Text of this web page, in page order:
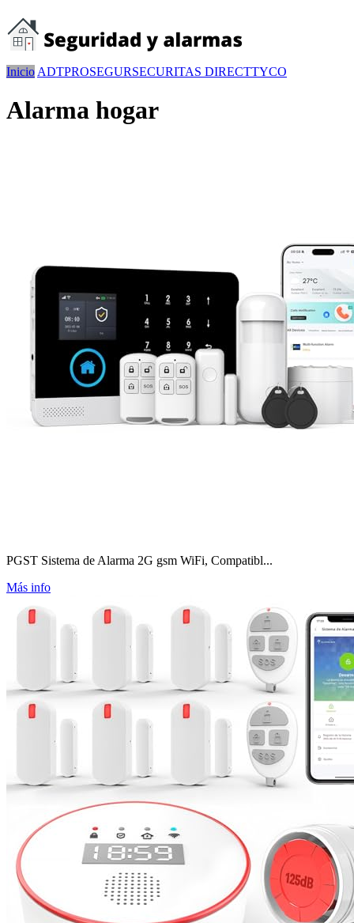
Inicio ADTPROSEGURSECURITAS DIRECTTYCO
Alarma hogar
PGST Sistema de Alarma 2G gsm WiFi, Compatibl...
Más info